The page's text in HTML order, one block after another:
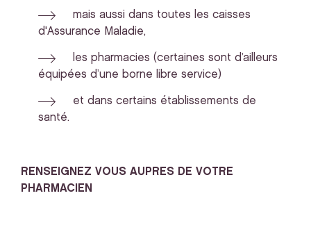
mais aussi dans toutes les caisses
d'Assurance Maladie,
les pharmacies (certaines sont d’ailleurs
équipées d’une borne libre service)
et dans certains établissements de
santé.
RENSEIGNEZ VOUS AUPRES DE VOTRE
PHARMACIEN